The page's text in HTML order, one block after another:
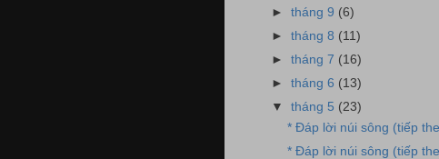
►tháng 9 (6)
►tháng 8 (11)
►tháng 7 (16)
►tháng 6 (13)
▼tháng 5 (23)
* Đáp lời núi sông (tiếp
* Đáp lời núi sông (tiếp